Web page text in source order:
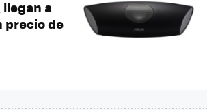
llegan a
precio de